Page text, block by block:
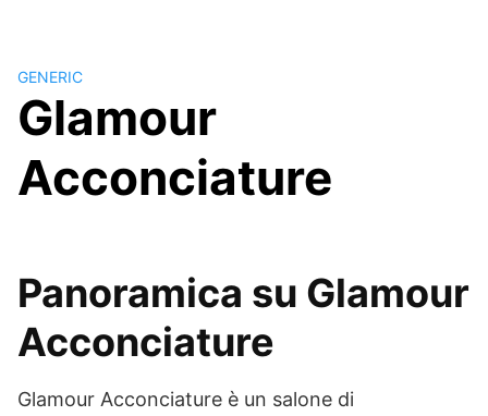
GENERIC
Glamour
Acconciature
Panoramica su Glamour
Acconciature
Glamour Acconciature è un salone di